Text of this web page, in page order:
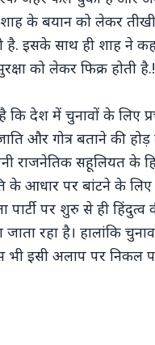
सम्मेलन: मोदी उत्तरी
के बयान को लेकर तीखी
है. इसके साथ ही शाह ने
को लेकर फिक्र होती है.!
कि देश में चुनावों के लिए
और गोत्र बताने की होड़
राजनेतिक सहूलियत के
के आधार पर बांटने के
पर शुरु से ही हिंदुत्व
रहा है। हालांकि
भी इसी अलाप पर निकल